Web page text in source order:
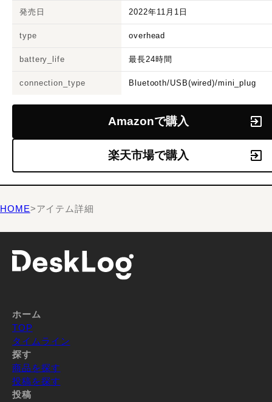
発売日 2022年11月1日
type overhead
battery_life 最長24時間
connection_type Bluetooth/USB(wired)/mini_plug
Amazonで購入
楽天市場で購入
HOME>アイテム詳細
ホーム
TOP
タイムライン
探す
商品を探す
投稿を探す
投稿